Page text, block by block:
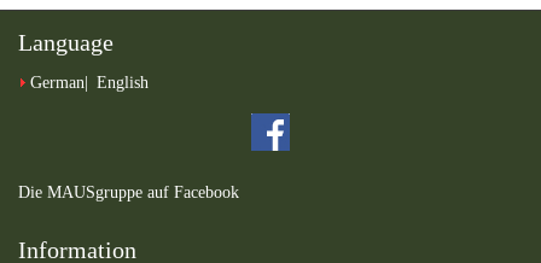
Language
German English
Die MAUSgruppe auf Facebook
Information